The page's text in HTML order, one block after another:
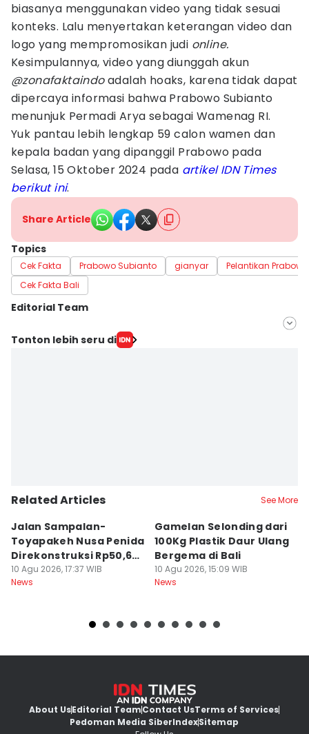
biasanya menggunakan video yang tidak sesuai
konteks. Lalu menyertakan keterangan video dan
logo yang mempromosikan judi online.
Kesimpulannya, video yang diunggah akun
@zonafaktaindoadalah hoaks, karena tidak dapat
dipercaya informasi bahwa Prabowo Subianto
menunjuk Permadi Arya sebagai Wamenag RI.
Yuk pantau lebih lengkap 59 calon wamen dan
kepala badan yang dipanggil Prabowo pada
Selasa, 15 Oktober 2024 pada artikel IDN Times
berikut ini.
Share Article
Topics
Cek Fakta Prabowo Subianto gianyar
Pelantikan
Cek Fakta Bali
Editorial Team
Editor
Tonton lebih seru di
Related Articles See More
Jalan Sampalan-
Toyapakeh Nusa Penida
Direkonstruksi Rp50,6
Miliar
10 Agu 2026, 17:37 WIB
News
Gamelan Selonding dari
100Kg Plastik Daur Ulang
Bergema di Bali
10 Agu 2026, 15:09 WIB
News
About UsEditorial TeamContact UsTerms of Services
Pedoman Media SiberIndexSitemap